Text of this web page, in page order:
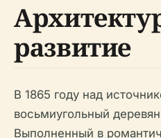
развитие
В 1865 году над
восьмиугольный
Выполненный в